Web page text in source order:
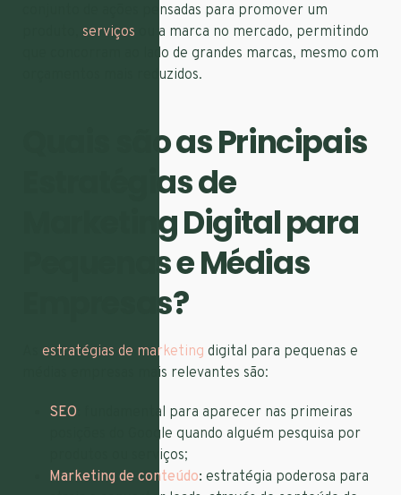
conjunto de ações pensadas para promover um
serviços ou a marca no mercado, permitindo
que concorram ao lado de grandes marcas, mesmo com
orçamentos mais reduzidos.
Quais são as Principais
Estratégias de
Marketing Digital para
Pequenas e Médias
Empresas?
estratégias de marketing digital para pequenas e
médias empresas mais relevantes são:
SEO
fundamental para aparecer nas primeiras
posições do Google quando alguém pesquisa por
produtos ou serviços;
Marketing de conteúdo: estratégia poderosa para